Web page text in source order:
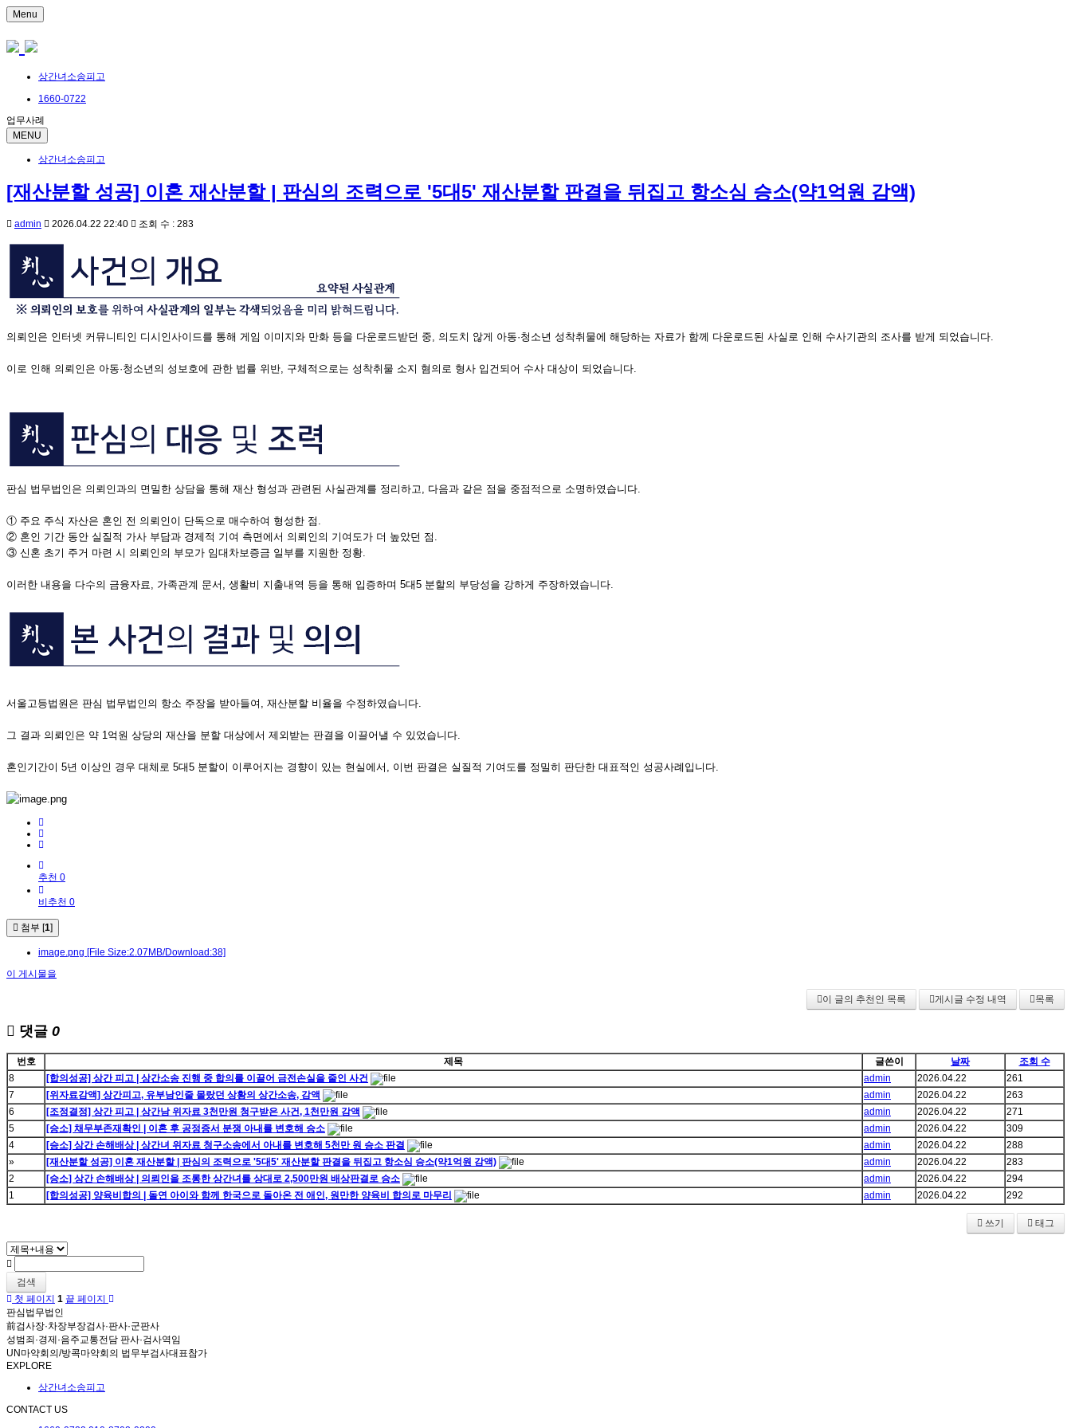
Menu
상간녀소송피고
1660-0722
업무사례
MENU
상간녀소송피고
[재산분할 성공] 이혼 재산분할 | 판심의 조력으로 '5대5' 재산분할 판결을 뒤집고 항소심 승소(약1억원 감액)
admin 2026.04.22 22:40 조회 수 : 283
의뢰인은 인터넷 커뮤니티인 디시인사이드를 통해 게임 이미지와 만화 등을 다운로드받던 중, 의도치 않게 아동·청소년 성착취물에 해당하는 자료가 함께 다운로드된 사실로 인해 수사기관의 조사를 받게 되었습니다.
이로 인해 의뢰인은 아동·청소년의 성보호에 관한 법률 위반, 구체적으로는 성착취물 소지 혐의로 형사 입건되어 수사 대상이 되었습니다.
판심 법무법인은 의뢰인과의 면밀한 상담을 통해 재산 형성과 관련된 사실관계를 정리하고, 다음과 같은 점을 중점적으로 소명하였습니다.
① 주요 주식 자산은 혼인 전 의뢰인이 단독으로 매수하여 형성한 점.
② 혼인 기간 동안 실질적 가사 부담과 경제적 기여 측면에서 의뢰인의 기여도가 더 높았던 점.
③ 신혼 초기 주거 마련 시 의뢰인의 부모가 임대차보증금 일부를 지원한 정황.
이러한 내용을 다수의 금융자료, 가족관계 문서, 생활비 지출내역 등을 통해 입증하며 5대5 분할의 부당성을 강하게 주장하였습니다.
서울고등법원은 판심 법무법인의 항소 주장을 받아들여, 재산분할 비율을 수정하였습니다.
그 결과 의뢰인은 약 1억원 상당의 재산을 분할 대상에서 제외받는 판결을 이끌어낼 수 있었습니다.
혼인기간이 5년 이상인 경우 대체로 5대5 분할이 이루어지는 경향이 있는 현실에서, 이번 판결은 실질적 기여도를 정밀히 판단한 대표적인 성공사례입니다.
추천 0
비추천 0
첨부 [1]
image.png [File Size:2.07MB/Download:38]
이 게시물을
이 글의 추천인 목록 게시글 수정 내역 목록
댓글 0
번호 제목 글쓴이 날짜
조회 수
8
[합의성공] 상간 피고 | 상간소송 진행 중 합의를 이끌어 금전손실을 줄인 사건 admin 2026.04.22
261
7
[위자료감액] 상간피고, 유부남인줄 몰랐던 상황의 상간소송, 감액 admin 2026.04.22
263
6
[조정결정] 상간 피고 | 상간남 위자료 3천만원 청구받은 사건, 1천만원 감액 admin 2026.04.22
271
5
[승소] 채무부존재확인 | 이혼 후 공정증서 분쟁 아내를 변호해 승소 admin 2026.04.22
309
4
[승소] 상간 손해배상 | 상간녀 위자료 청구소송에서 아내를 변호해 5천만 원 승소 판결 admin 2026.04.22
288
»
[재산분할 성공] 이혼 재산분할 | 판심의 조력으로 '5대5' 재산분할 판결을 뒤집고 항소심 승소(약1억원 감액) admin 2026.04.22
283
2
[승소] 상간 손해배상 | 의뢰인을 조롱한 상간녀를 상대로 2,500만원 배상판결로 승소 admin 2026.04.22
294
1
[합의성공] 양육비합의 | 돌연 아이와 함께 한국으로 돌아온 전 애인, 원만한 양육비 합의로 마무리 admin 2026.04.22 292
쓰기 태그
검색
첫 페이지 1 끝 페이지
판심법무법인
前검사장·차장부장검사·판사·군판사
성범죄·경제·음주교통전담 판사·검사역임
UN마약회의/방콕마약회의 법무부검사대표참가
EXPLORE
상간녀소송피고
CONTACT US